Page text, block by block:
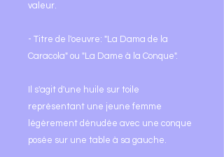
valeur.
- Titre de l'oeuvre: "La Dama de la
Caracola" ou "La Dame à la Conque".
Il s'agit d'une huile sur toile
représentant une jeune femme
légèrement dénudée avec une conque
posée sur une table à sa gauche.